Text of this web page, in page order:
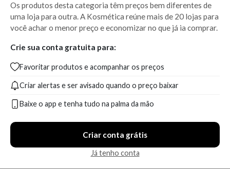
Os produtos desta categoria têm preços bem diferentes de
uma loja para outra. A Kosmética reúne mais de 20 lojas para
você achar o menor preço e economizar no que já ia comprar.
Crie sua conta gratuita para:
Favoritar produtos e acompanhar os preços
Criar alertas e ser avisado quando o preço baixar
Baixe o app e tenha tudo na palma da mão
Criar conta grátis
Já tenho conta